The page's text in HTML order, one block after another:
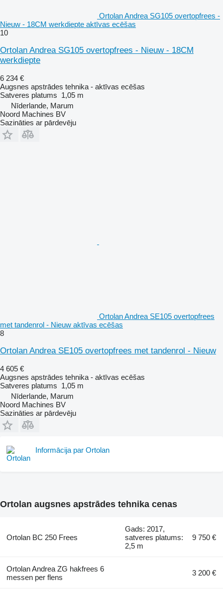
Ortolan Andrea SG105 overtopfrees -
Nieuw - 18CM werkdiepte aktīvas ecēšas
10
Ortolan Andrea SG105 overtopfrees - Nieuw - 18CM
werkdiepte
6 234 €
Augsnes apstrādes tehnika - aktīvas ecēšas
Satveres platums 1,05 m
Nīderlande, Marum
Noord Machines BV
Sazināties ar pārdevēju
Ortolan Andrea SE105 overtopfrees
met tandenrol - Nieuw aktīvas ecēšas
8
Ortolan Andrea SE105 overtopfrees met tandenrol - Nieuw
4 605 €
Augsnes apstrādes tehnika - aktīvas ecēšas
Satveres platums 1,05 m
Nīderlande, Marum
Noord Machines BV
Sazināties ar pārdevēju
Informācija par Ortolan
Ortolan augsnes apstrādes tehnika cenas
Ortolan BC 250 Frees
Gads: 2017,
satveres platums:
2,5 m
9 750 €
Ortolan Andrea ZG hakfrees 6
messen per flens
3 200 €